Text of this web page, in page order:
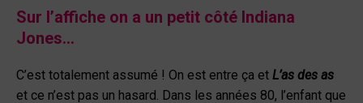
Sur l’affiche on a un petit côté Indiana
Jones…
C’est totalement assumé ! On est entre ça et L’as des as
et ce n’est pas un hasard. Dans les années 80, l’enfant que